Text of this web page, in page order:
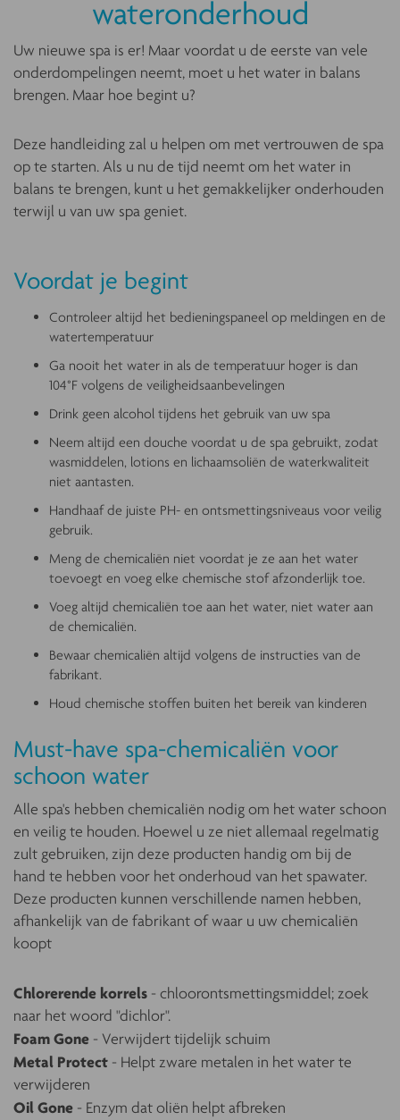
wateronderhoud
Uw nieuwe spa is er! Maar voordat u de eerste van vele
onderdompelingen neemt, moet u het water in balans
brengen. Maar hoe begint u?
Deze handleiding zal u helpen om met vertrouwen de spa
op te starten. Als u nu de tijd neemt om het water in
balans te brengen, kunt u het gemakkelijker onderhouden
terwijl u van uw spa geniet.
Voordat je begint
Controleer altijd het bedieningspaneel op meldingen en de
watertemperatuur
Ga nooit het water in als de temperatuur hoger is dan
104°F volgens de veiligheidsaanbevelingen
Drink geen alcohol tijdens het gebruik van uw spa
Neem altijd een douche voordat u de spa gebruikt, zodat
wasmiddelen, lotions en lichaamsoliën de waterkwaliteit
niet aantasten.
Handhaaf de juiste PH- en ontsmettingsniveaus voor veilig
gebruik.
Meng de chemicaliën niet voordat je ze aan het water
toevoegt en voeg elke chemische stof afzonderlijk toe.
Voeg altijd chemicaliën toe aan het water, niet water aan
de chemicaliën.
Bewaar chemicaliën altijd volgens de instructies van de
fabrikant.
Houd chemische stoffen buiten het bereik van kinderen
Must-have spa-chemicaliën voor
schoon water
Alle spa's hebben chemicaliën nodig om het water schoon
en veilig te houden. Hoewel u ze niet allemaal regelmatig
zult gebruiken, zijn deze producten handig om bij de
hand te hebben voor het onderhoud van het spawater.
Deze producten kunnen verschillende namen hebben,
afhankelijk van de fabrikant of waar u uw chemicaliën
koopt
Chlorerende korrels - chloorontsmettingsmiddel; zoek
naar het woord "dichlor".
Foam Gone - Verwijdert tijdelijk schuim
Metal Protect - Helpt zware metalen in het water te
verwijderen
Oil Gone - Enzym dat oliën helpt afbreken